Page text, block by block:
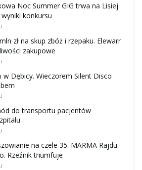
Noc Summer GIG trwa na Lisiej
konkursu
zł na skup zbóż i rzepaku. Elewarr
zakupowe
w Dębicy. Wieczorem Silent Disco
do transportu pacjentów
na czele 35. MARMA Rajdu
Rzeźnik triumfuje